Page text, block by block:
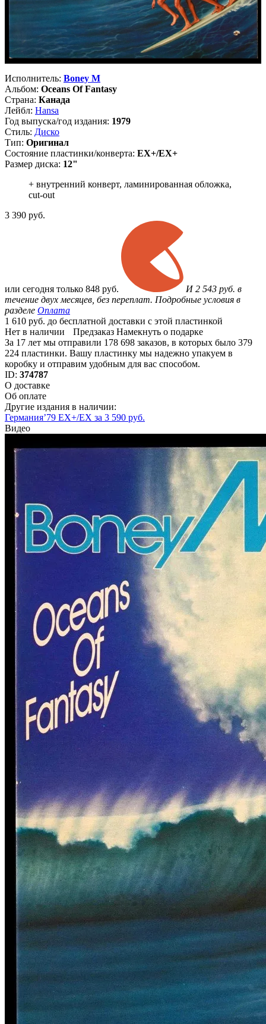
Исполнитель: Boney M
Альбом: Oceans Of Fantasy
Страна: Канада
Лейбл: Hansa
Год выпуска/год издания: 1979
Стиль: Диско
Тип: Оригинал
Состояние пластинки/конверта: EX+/EX+
Размер диска: 12"
+ внутренний конверт, ламинированная обложка,
cut-out
3 390 руб.
или сегодня только 848 руб.
И 2 543 руб. в
течение двух месяцев, без переплат. Подробные условия в
разделе Оплата
1 610 руб. до бесплатной доставки с этой пластинкой
Нет в наличии
Предзаказ Намекнуть о подарке
За 17 лет мы отправили 178 698 заказов, в которых было 379
224 пластинки. Вашу пластинку мы надежно упакуем в
коробку и отправим удобным для вас способом.
ID: 374787
О доставке
Об оплате
Другие издания в наличии:
Германия’79 EX+/EX за 3 590 руб.
Видео